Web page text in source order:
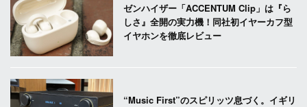
ゼンハイザー「ACCENTUM Clip」は『ら
しさ』全開の実力機！同社初イヤーカフ型
イヤホンを徹底レビュー
“Music First”のスピリッツ息づく。イギリ